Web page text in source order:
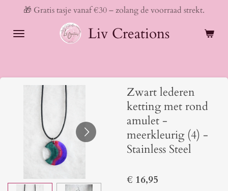
naar
Liv Creations
🎁 Gratis tasje vanaf €30 – zolang de voorraad strekt.
Zwart lederen
ketting met rond
amulet -
meerkleurig (4) -
Stainless Steel
€ 16,95